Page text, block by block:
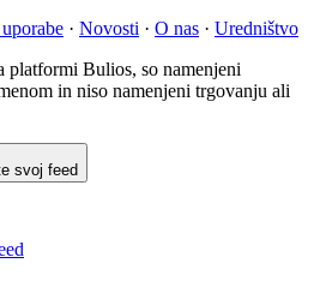
· Novosti · O nas · Uredništvo
platformi Bulios, so namenjeni
in niso namenjeni trgovanju ali
svoj feed